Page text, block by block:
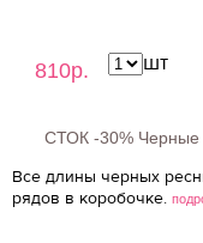
810р. шт
СТОК -30% Черные
Все длины черных
рядов в коробочке.